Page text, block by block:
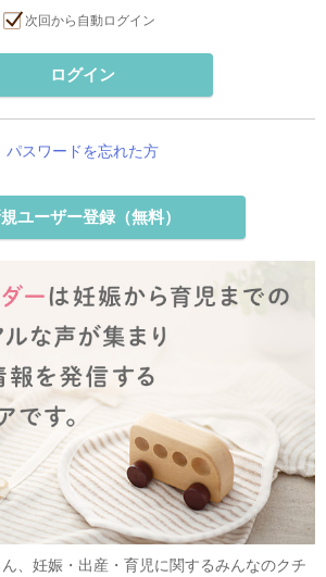
次回から自動ログイン
ログイン
パスワードを忘れた方
ユーザー登録（無料）
、妊娠・出産・育児に関するみんなのクチ